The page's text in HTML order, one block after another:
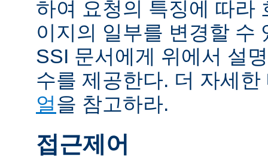
하여 요청의 특징에 따라
이지의 일부를 변경할 수
SSI 문서에게 위에서 설
수를 제공한다. 더 자세
얼을 참고하라.
접근제어